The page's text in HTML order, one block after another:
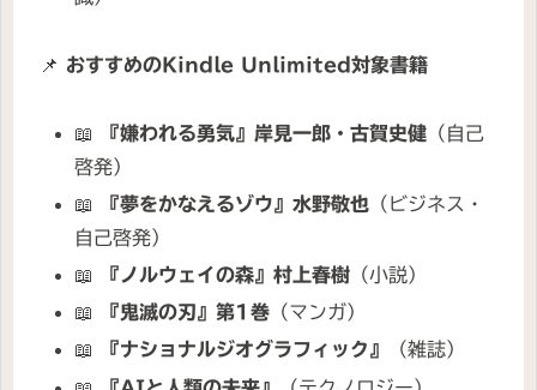
📌 おすすめのKindle Unlimited対象書籍
📖 『嫌われる勇気』岸見一郎・古賀史健 （自己
啓発）
📖
『夢をかなえるゾウ』水野敬也 （ビジネス・
自己啓発）
📖
『ノルウェイの森』村上春樹 （小説）
📖
『鬼滅の刃』第1巻 （マンガ）
📖
『ナショナルジオグラフィック』
（雑誌）